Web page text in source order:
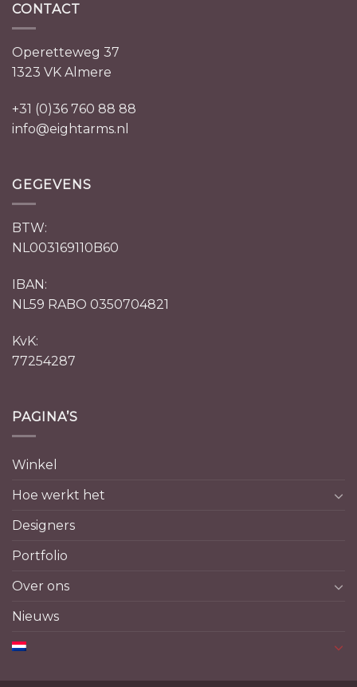
CONTACT
Operetteweg 37
1323 VK Almere
+31 (0)36 760 88 88
info@eightarms.nl
GEGEVENS
BTW:
NL003169110B60
IBAN:
NL59 RABO 0350704821
KvK:
77254287
PAGINA’S
Winkel
Hoe werkt het
Designers
Portfolio
Over ons
Nieuws